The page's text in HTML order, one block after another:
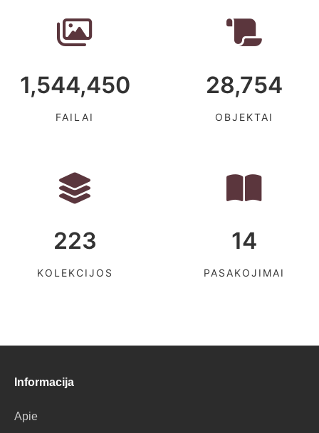
1,544,450
FAILAI
28,754
OBJEKTAI
223
KOLEKCIJOS
14
PASAKOJIMAI
Informacija
Apie